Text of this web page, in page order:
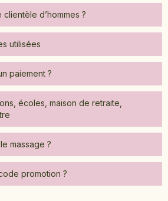
d’hommes ?
utilisées
paiement ?
écoles, maison de retraite,
massage ?
promotion ?